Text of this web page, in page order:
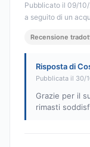
Pubblicato il 09/
a seguito di un
Recensione
Risposta di
Pubblicata il 30/
Grazie per il
rimasti